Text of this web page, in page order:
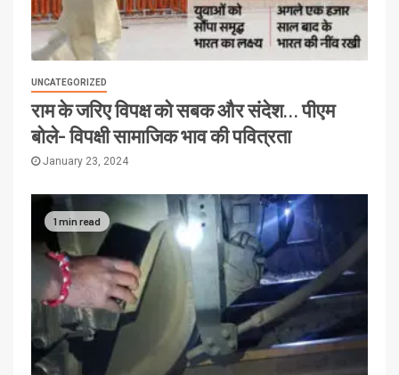
UNCATEGORIZED
राम के जरिए विपक्ष को सबक और संदेश… पीएम
बोले- विपक्षी सामाजिक भाव की पवित्रता
January 23, 2024
1 min read